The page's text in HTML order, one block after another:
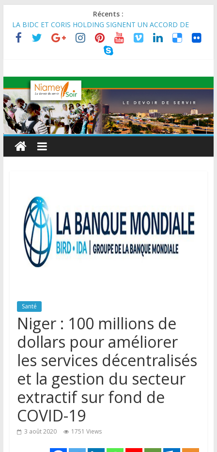
Récents :
MARADI : Le Président de la République, Chef de l’État, S.E le
Général d’Armée Abdourahamane Tiani, est arrivé à Maradi
pour la célébration de la 3ᵉ édition de la Journée Nationale de
RENFORCER LES CHAÎNES DE VALEUR ALIMENTAIRES,
ÉNERGÉTIQUES ET AGRICOLES EN AFRIQUE DE L’OUEST
SEMAINE DU KAWAR 2026: Le Ministre de l’Intérieur, le
Général de Division Mohamed TOUMBA a reçu en audience
son homologue du Burkina Faso et délégation du Kawar.
BANQUE MONDIALE : L’IA offre un levier vital aux économies
en développement en panne de croissance (Communiqué)
AES : Le Chef de l’Etat a reçu en audience à Maradi les
Santé
Niger : 100 millions de
dollars pour améliorer
les services décentralisés
et la gestion du secteur
extractif sur fond de
COVID-19
3 août 2020 1751 Views